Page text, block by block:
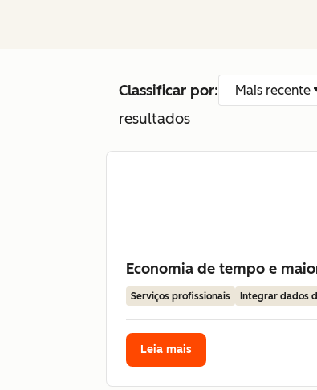
Classificar por:
resultados
Economia de tempo e
Serviços profissionais Integrar dados
Leia mais